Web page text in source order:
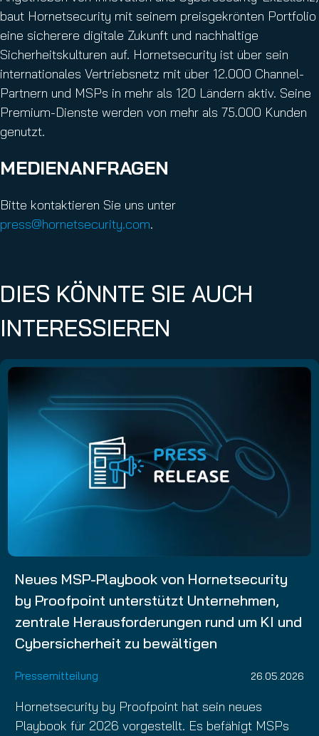
baut Hornetsecurity mit seinem preisgekrönten Portfolio
eine sicherere digitale Zukunft und nachhaltige
Sicherheitskulturen auf. Hornetsecurity ist über sein
internationales Vertriebsnetz mit über 12.000 Channel-
Partnern und MSPs in mehr als 120 Ländern aktiv. Seine
Premium-Dienste werden von mehr als 75.000 Kunden
genutzt.
MEDIENANFRAGEN
Bitte kontaktieren Sie uns unter
press@hornetsecurity.com.
DIES KÖNNTE SIE AUCH
INTERESSIEREN
Neues MSP-Playbook von Hornetsecurity
by Proofpoint unterstützt Unternehmen,
zentrale Herausforderungen rund um KI und
Cybersicherheit zu bewältigen
Pressemitteilung 26.05.2026
Hornetsecurity by Proofpoint hat sein neues
Playbook für 2026 vorgestellt. Es befähigt MSPs